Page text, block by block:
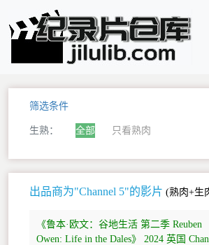
筛选条件
生熟： 全部 只看熟肉
出品商为"Channel 5"的影片 (熟肉+生
《鲁本·欧文：谷地生活 第二季 Reuben
Owen: Life in the Dales》 2024 英国